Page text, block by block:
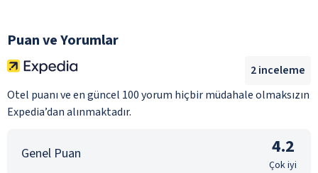
Puan ve Yorumlar
Otel puanı ve en güncel 100 yorum hiçbir müdahale olmaksızın
Expedia’dan alınmaktadır.
2inceleme
Genel Puan 4.2
Çok iyi